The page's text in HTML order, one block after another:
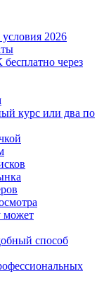
2026
через
курс или два по
может
способ